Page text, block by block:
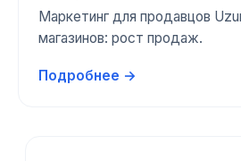
Маркетинг для продавцов
магазинов: рост продаж.
Подробнее →